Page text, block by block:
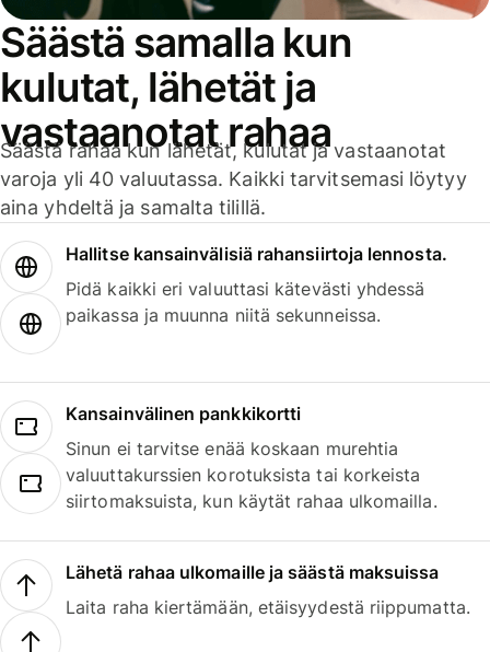
Säästä samalla kun
kulutat, lähetät ja
vastaanotat rahaa
Säästä rahaa kun lähetät, kulutat ja vastaanotat
varoja yli 40 valuutassa. Kaikki tarvitsemasi löytyy
aina yhdeltä ja samalta tilillä.
Hallitse kansainvälisiä rahansiirtoja lennosta.
Pidä kaikki eri valuuttasi kätevästi yhdessä
paikassa ja muunna niitä sekunneissa.
Kansainvälinen pankkikortti
Sinun ei tarvitse enää koskaan murehtia
valuuttakurssien korotuksista tai korkeista
siirtomaksuista, kun käytät rahaa ulkomailla.
Lähetä rahaa ulkomaille ja säästä maksuissa
Laita raha kiertämään, etäisyydestä riippumatta.